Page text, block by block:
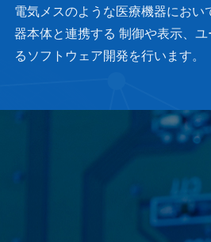
電気メスのような医療機器におい
器本体と連携する 制御や表示、
るソフトウェア開発を行います。